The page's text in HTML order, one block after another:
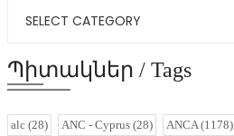
Պիտակներ / Tags
alc (28) ANC - Cyprus (28) ANCA(1178)